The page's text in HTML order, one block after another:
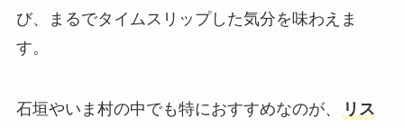
び、まるでタイムスリップした気分を味わえま
す。
石垣やいま村の中でも特におすすめなのが、
リス